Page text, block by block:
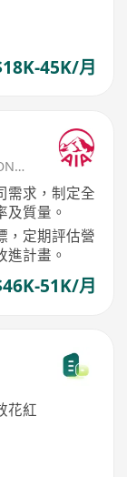
45K/月
AIA International Limited（AIA HONG KONG）
需求，制定全
質量。
，定期評估營
計畫。
51K/月
花紅